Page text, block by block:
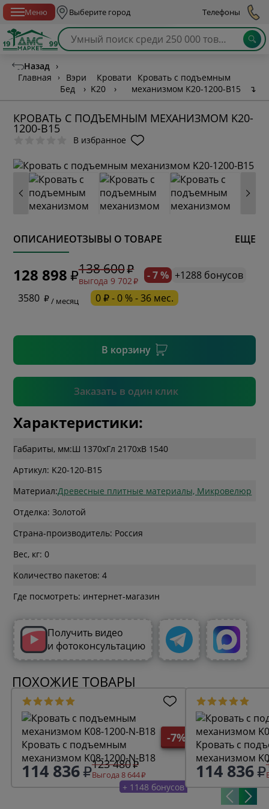
Меню Выберите город Телефоны
Назад ›
Главная
›
Вэри
Бед
›
Кровати
K20
›
Кровать с подъемным
механизмом K20-1200-B15
↴
КРОВАТЬ С ПОДЪЕМНЫМ МЕХАНИЗМОМ K20-
1200-B15
В избранное
ОПИСАНИЕОТЗЫВЫ О ТОВАРЕ ЕЩЕ
128 898 138 600
выгода 9 702 - 7 % +1288 бонусов
3580
/ месяц 0 ₽ - 0 % - 36 мес.
В корзину
Заказать в один клик
* обязательное поле
* необязательное поле
Подтвердить
Характеристики:
Габариты, мм:Ш 1370xГл 2170xВ 1540
Артикул: K20-120-B15
Материал:Древесные плитные материалы, Микровелюр
Отделка: Золотой
Страна-производитель: Россия
Вес, кг: 0
Количество пакетов: 4
Где посмотреть: интернет-магазин
Получить видео
и фотоконсультацию
ПОХОЖИЕ ТОВАРЫ
-7%
Кровать с подъемным
механизмом K08-1200-N-B18
114 836 123 480
Выгода 8 644
+ 1148 бонусов
Кровать с
механизмом
114 836